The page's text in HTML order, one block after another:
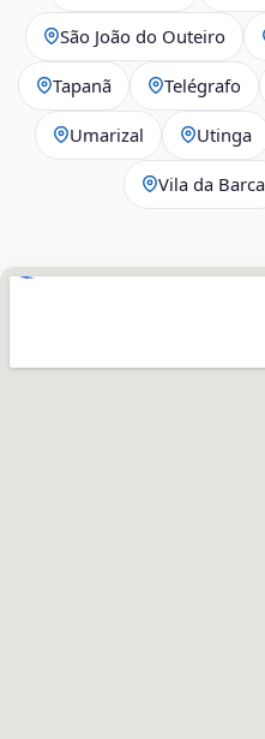
São João do Outeiro
Tapanã Telégrafo
Umarizal Utinga
Vila da Barca